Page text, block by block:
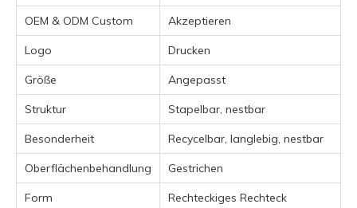
OEM & ODM Custom Akzeptieren
Logo Drucken
Größe Angepasst
Struktur Stapelbar, nestbar
Besonderheit Recycelbar, langlebig, nestbar
Oberflächenbehandlung Gestrichen
Form Rechteckiges Rechteck